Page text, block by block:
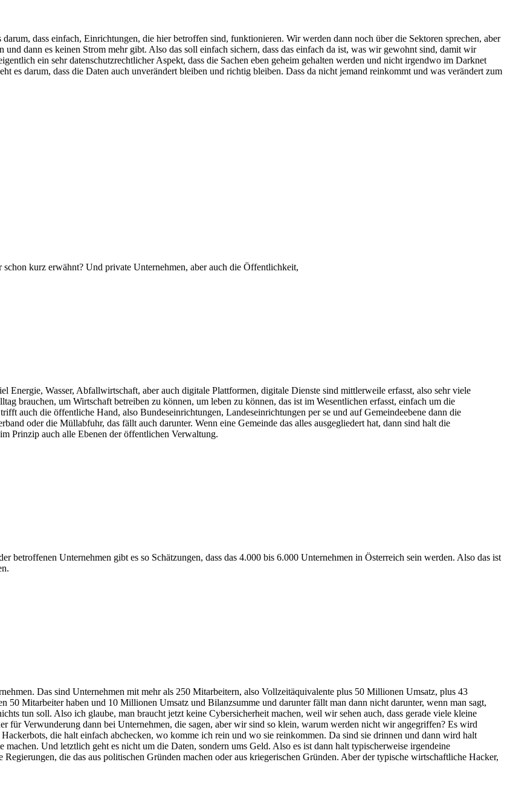
dass einfach, Einrichtungen, die hier betroffen sind, funktionieren. Wir werden dann noch über die Sektoren sprechen, aber
dann es keinen Strom mehr gibt. Also das soll einfach sichern, dass das einfach da ist, was wir gewohnt sind, damit wir
ein sehr datenschutzrechtlicher Aspekt, dass die Sachen eben geheim gehalten werden und nicht irgendwo im Darknet
es darum, dass die Daten auch unverändert bleiben und richtig bleiben. Dass da nicht jemand reinkommt und was verändert zum
kurz erwähnt? Und private Unternehmen, aber auch die Öffentlichkeit,
Energie, Wasser, Abfallwirtschaft, aber auch digitale Plattformen, digitale Dienste sind mittlerweile erfasst, also sehr viele
brauchen, um Wirtschaft betreiben zu können, um leben zu können, das ist im Wesentlichen erfasst, einfach um die
auch die öffentliche Hand, also Bundeseinrichtungen, Landeseinrichtungen per se und auf Gemeindeebene dann die
oder die Müllabfuhr, das fällt auch darunter. Wenn eine Gemeinde das alles ausgegliedert hat, dann sind halt die
Prinzip auch alle Ebenen der öffentlichen Verwaltung.
betroffenen Unternehmen gibt es so Schätzungen, dass das 4.000 bis 6.000 Unternehmen in Österreich sein werden. Also das ist
Das sind Unternehmen mit mehr als 250 Mitarbeitern, also Vollzeitäquivalente plus 50 Millionen Umsatz, plus 43
Mitarbeiter haben und 10 Millionen Umsatz und Bilanzsumme und darunter fällt man dann nicht darunter, wenn man sagt,
tun soll. Also ich glaube, man braucht jetzt keine Cybersicherheit machen, weil wir sehen auch, dass gerade viele kleine
für Verwunderung dann bei Unternehmen, die sagen, aber wir sind so klein, warum werden nicht wir angegriffen? Es wird
die halt einfach abchecken, wo komme ich rein und wo sie reinkommen. Da sind sie drinnen und dann wird halt
machen. Und letztlich geht es nicht um die Daten, sondern ums Geld. Also es ist dann halt typischerweise irgendeine
die das aus politischen Gründen machen oder aus kriegerischen Gründen. Aber der typische wirtschaftliche Hacker,